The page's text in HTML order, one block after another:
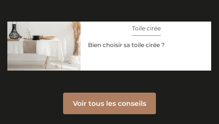
Toile cirée
Bien choisir sa toile cirée ?
Voir tous les conseils